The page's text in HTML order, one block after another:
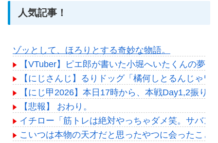
人気記事！
ゾッとして、ほろりとする奇妙な物語。
【VTuber】ピエ郎が書いた小堀へいたくんの夢
【にじさんじ】るりドッグ「橘何しとるんじゃワ
【にじ甲2026】本日17時から、本戦Day1,2振り
【悲報】 おわり。
イチロー「筋トレは絶対やっちゃダメ笑。サバ
こいつは本物の天才だと思ったやつに会ったこと